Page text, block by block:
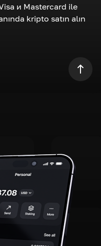
и Mastercard ile
kripto satın alın